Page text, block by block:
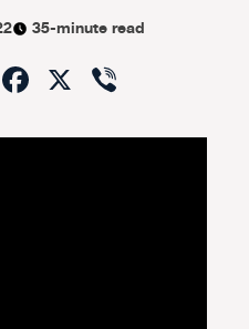
35-minute read
CopyFacebook
X